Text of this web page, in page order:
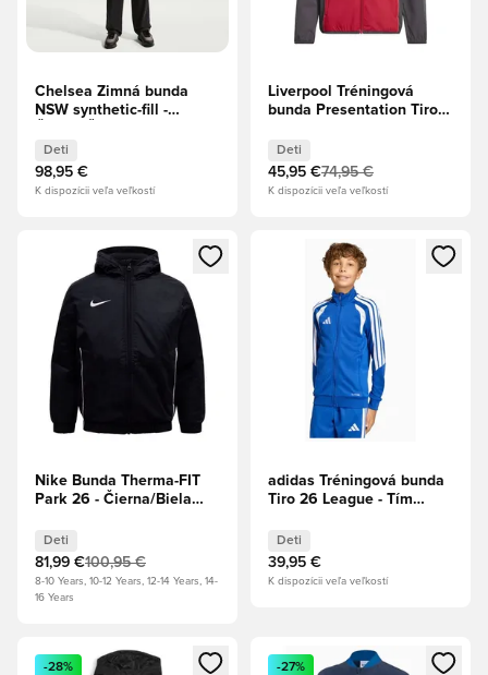
Chelsea Zimná bunda
NSW synthetic-fill -
Deti
98,95 €
K dispozícii veľa veľkostí
Liverpool Tréningová
bunda Presentation Tiro
Deti
Deti
45,95 €74,95 €
K dispozícii veľa veľkostí
Otvorí modál na prihlásenie alebo registráciu ako člen
Nike Bunda Therma-FIT
Park 26 - Čierna/Biela
Deti
81,99 €100,95 €
8-10 Years, 10-12 Years, 12-14 Years, 14-
16 Years
Otvorí modál na prihlásenie
adidas Tréningová bunda
Tiro 26 League - Tím
Deti
Deti
39,95 €
K dispozícii veľa veľkostí
Otvorí modál na prihlásenie alebo registráciu ako člen
-28%
Otvorí modál na prihlásenie
-27%